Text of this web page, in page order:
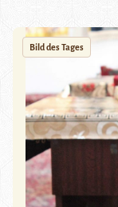
Bild des Tages